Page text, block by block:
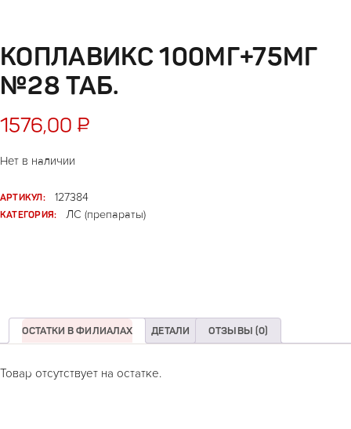
КОПЛАВИКС 100МГ+75МГ
№28 ТАБ.
1576,00 ₽
Нет в наличии
АРТИКУЛ:
127384
КАТЕГОРИЯ:
ЛС (препараты)
ОСТАТКИ В ФИЛИАЛАХ ДЕТАЛИ ОТЗЫВЫ (0)
Товар отсутствует на остатке.